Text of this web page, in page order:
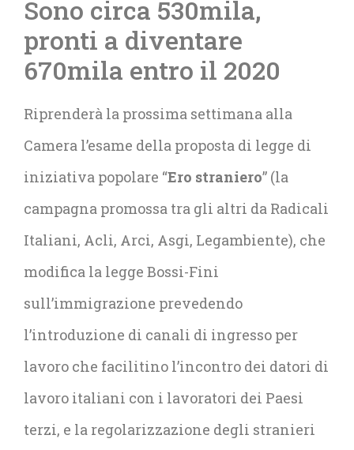
Sono circa 530mila,
pronti a diventare
670mila entro il 2020
Riprenderà la prossima settimana alla
Camera l’esame della proposta di legge di
iniziativa popolare “Ero straniero” (la
campagna promossa tra gli altri da Radicali
Italiani, Acli, Arci, Asgi, Legambiente), che
modifica la legge Bossi-Fini
sull’immigrazione prevedendo
l’introduzione di canali di ingresso per
lavoro che facilitino l’incontro dei datori di
lavoro italiani con i lavoratori dei Paesi
terzi, e la regolarizzazione degli stranieri